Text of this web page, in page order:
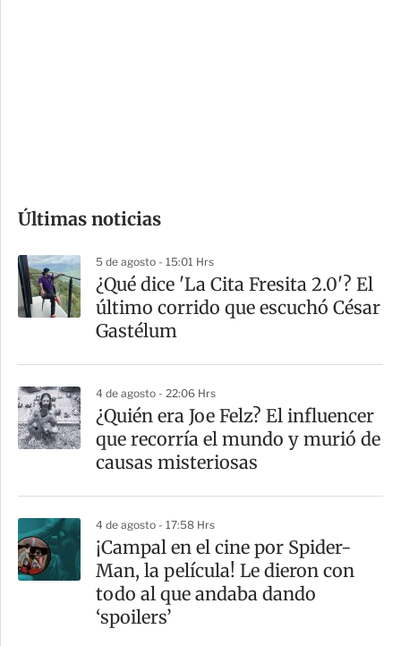
m
a
r
t
Últimas noticias
5 de agosto - 15:01 Hrs
¿Qué dice 'La Cita Fresita 2.0'? El
último corrido que escuchó César
Gastélum
4 de agosto - 22:06 Hrs
¿Quién era Joe Felz? El influencer
que recorría el mundo y murió de
causas misteriosas
4 de agosto - 17:58 Hrs
¡Campal en el cine por Spider-
Man, la película! Le dieron con
todo al que andaba dando
‘spoilers’